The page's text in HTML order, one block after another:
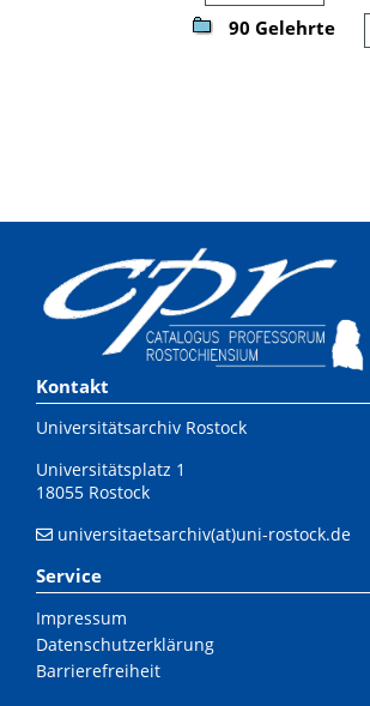
90 Gelehrte
Kontakt
Universitätsarchiv Rostock
Universitätsplatz 1
18055 Rostock
universitaetsarchiv(at)uni-rostock.de
Service
Impressum
Datenschutzerklärung
Barrierefreiheit